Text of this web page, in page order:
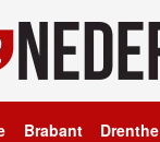
Brabant Drenthe